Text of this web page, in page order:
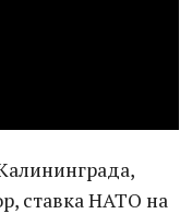
ставка НАТО на